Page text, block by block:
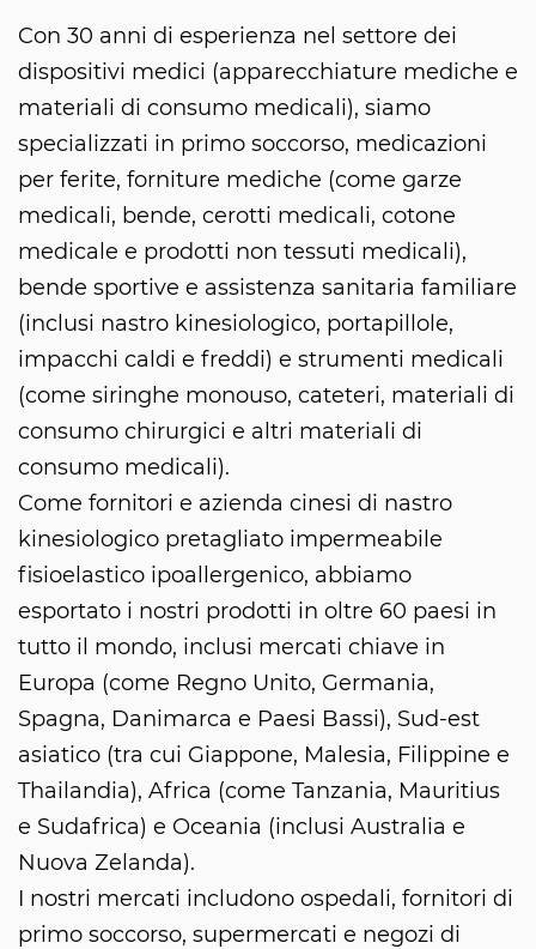
Con 30 anni di esperienza nel settore dei
dispositivi medici (apparecchiature mediche e
materiali di consumo medicali), siamo
specializzati in primo soccorso, medicazioni
per ferite, forniture mediche (come garze
medicali, bende, cerotti medicali, cotone
medicale e prodotti non tessuti medicali),
bende sportive e assistenza sanitaria familiare
(inclusi nastro kinesiologico, portapillole,
impacchi caldi e freddi) e strumenti medicali
(come siringhe monouso, cateteri, materiali di
consumo chirurgici e altri materiali di
consumo medicali).
Come fornitori e azienda cinesi di nastro
kinesiologico pretagliato impermeabile
fisioelastico ipoallergenico, abbiamo
esportato i nostri prodotti in oltre 60 paesi in
tutto il mondo, inclusi mercati chiave in
Europa (come Regno Unito, Germania,
Spagna, Danimarca e Paesi Bassi), Sud-est
asiatico (tra cui Giappone, Malesia, Filippine e
Thailandia), Africa (come Tanzania, Mauritius
e Sudafrica) e Oceania (inclusi Australia e
Nuova Zelanda).
I nostri mercati includono ospedali, fornitori di
primo soccorso, supermercati e negozi di